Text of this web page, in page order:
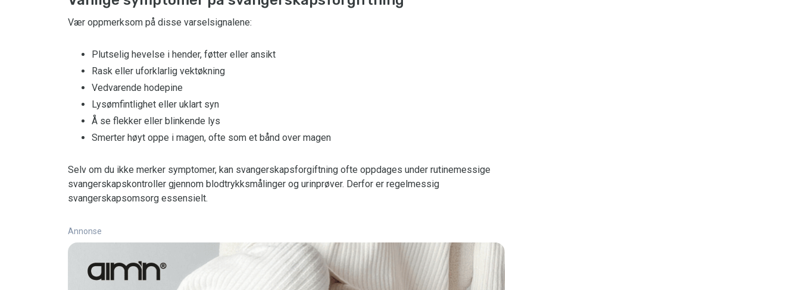
Vær oppmerksom på disse varselsignalene:
Plutselig hevelse i hender, føtter eller ansikt
Rask eller uforklarlig vektøkning
Vedvarende hodepine
Lysømfintlighet eller uklart syn
Å se flekker eller blinkende lys
Smerter høyt oppe i magen, ofte som et bånd over magen
Selv om du ikke merker symptomer, kan svangerskapsforgiftning ofte oppdages under rutinemessige
svangerskapskontroller gjennom blodtrykksmålinger og urinprøver. Derfor er regelmessig
svangerskapsomsorg essensielt.
Annonse